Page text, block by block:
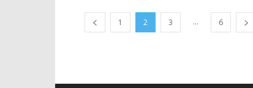
1 2 3 ... 6